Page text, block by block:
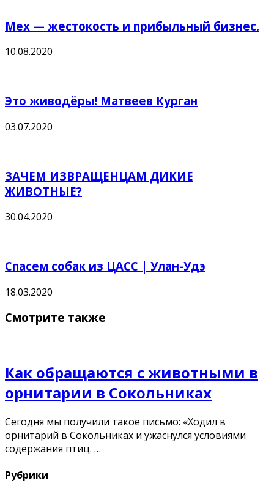
Мех — жестокость и прибыльный бизнес.
10.08.2020
Это живодёры! Матвеев Курган
03.07.2020
ЗАЧЕМ ИЗВРАЩЕНЦАМ ДИКИЕ
ЖИВОТНЫЕ?
30.04.2020
Спасем собак из ЦАСС | Улан-Удэ
18.03.2020
Смотрите также
Как обращаются с животными в
орнитарии в Сокольниках
Сегодня мы получили такое письмо: «Ходил в
орнитарий в Сокольниках и ужаснулся условиями
содержания птиц. …
Рубрики